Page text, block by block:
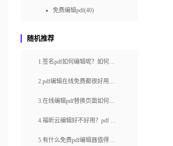
免费编辑pdf(40)
如何进行PDF在线编辑(36)
pdf编辑怎样做(34)
免费pdf编辑(31)
如何在线编辑PDF(30)
随机推荐
1.签名pdf如何编辑呢？如何对
已添加的签名进行修改？
2.pdf编辑在线免费都很好用
吗？pdf文件怎么编辑？
3.在线编辑pdf替换页面如何实
现？pdf怎么修改文字？
4.福昕云编辑好不好用？pdf 在
线编辑 删除页怎么操作？
5.有什么免费pdf编辑器值得